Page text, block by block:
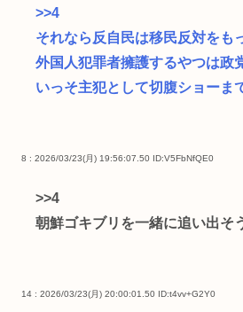
>>4
それなら反自民は移民反対をも
外国人犯罪者擁護するやつは政
いっそ主犯として切腹ショーま
8 : 2026/03/23(月) 19:56:07.50 ID:V5FbNfQE0
>>4
朝鮮ゴキブリを一緒に追い出そ
14 : 2026/03/23(月) 20:00:01.50 ID:t4vv+G2Y0